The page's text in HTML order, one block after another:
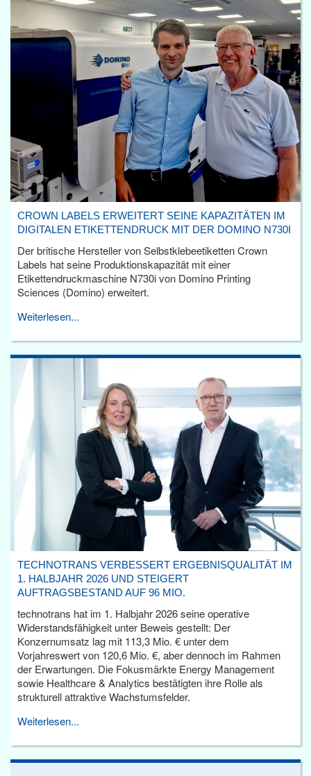
CROWN LABELS ERWEITERT SEINE KAPAZITÄTEN IM
DIGITALEN ETIKETTENDRUCK MIT DER DOMINO N730I
Der britische Hersteller von Selbstklebeetiketten Crown
Labels hat seine Produktionskapazität mit einer
Etikettendruckmaschine N730i von Domino Printing
Sciences (Domino) erweitert.
Weiterlesen...
TECHNOTRANS VERBESSERT ERGEBNISQUALITÄT IM
1. HALBJAHR 2026 UND STEIGERT
AUFTRAGSBESTAND AUF 96 MIO.
technotrans hat im 1. Halbjahr 2026 seine operative
Widerstandsfähigkeit unter Beweis gestellt: Der
Konzernumsatz lag mit 113,3 Mio. € unter dem
Vorjahreswert von 120,6 Mio. €, aber dennoch im Rahmen
der Erwartungen. Die Fokusmärkte Energy Management
sowie Healthcare & Analytics bestätigten ihre Rolle als
strukturell attraktive Wachstumsfelder.
Weiterlesen...